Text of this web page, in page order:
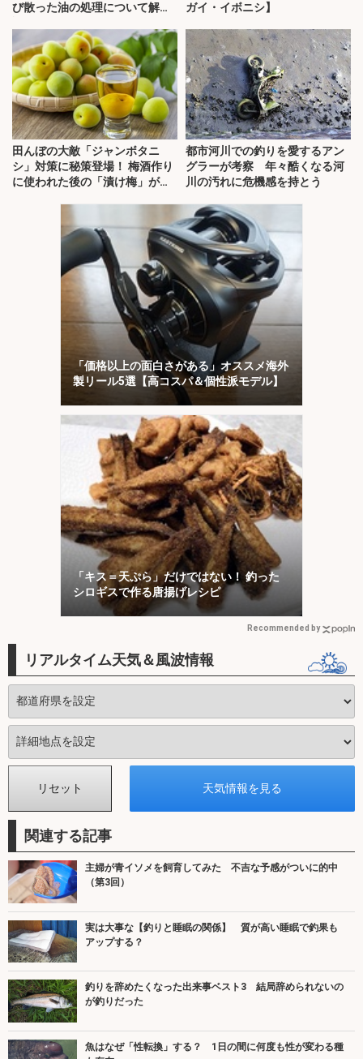
び散った油の処理について解
ガイ・イボニシ】
田んぼの大敵「ジャンボタニ
シ」対策に秘策登場！ 梅酒作り
に使われた後の「漬け梅」が効
都市河川での釣りを愛するアン
グラーが考察 年々酷くなる河
川の汚れに危機感を持とう
「価格以上の面白さがある」オススメ海外
製リール5選【高コスパ＆個性派モデル】
「キス＝天ぷら」だけではない！ 釣った
シロギスで作る唐揚げレシピ
Recommended by
リアルタイム天気＆風波情報
関連する記事
主婦が青イソメを飼育してみた 不吉な予感がついに的中
（第3回）
実は大事な【釣りと睡眠の関係】 質が高い睡眠で釣果も
アップする？
釣りを辞めたくなった出来事ベスト3 結局辞められないの
が釣りだった
魚はなぜ「性転換」する？ 1日の間に何度も性が変わる種